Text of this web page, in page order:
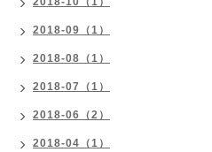
2018-09（1）
2018-08（1）
2018-07（1）
2018-06（2）
2018-04（1）